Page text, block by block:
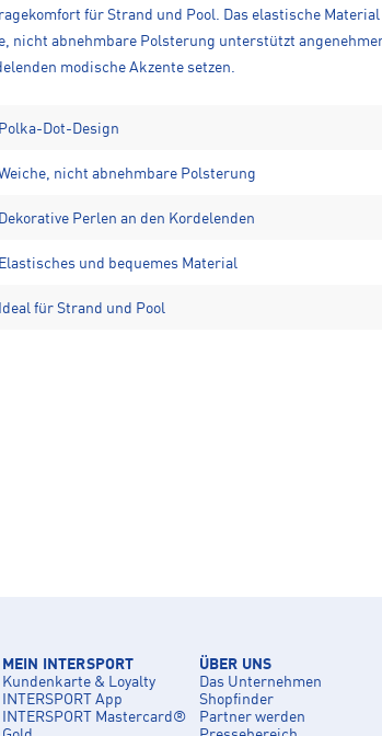
für Strand und Pool. Das elastische
nicht abnehmbare Polsterung unterstützt
modische Akzente setzen.
Polka-Dot-Design
nicht abnehmbare Polsterung
Dekorative Perlen an den Kordelenden
Elastisches und bequemes Material
Ideal für Strand und Pool
MEIN INTERSPORT
Kundenkarte & Loyalty
INTERSPORT App
INTERSPORT Mastercard®
ÜBER UNS
Das Unternehmen
Shopfinder
Partner werden